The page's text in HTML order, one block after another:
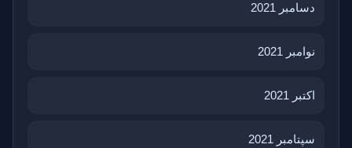
دسامبر 2021
نوامبر 2021
اکتبر 2021
سپتامبر 2021